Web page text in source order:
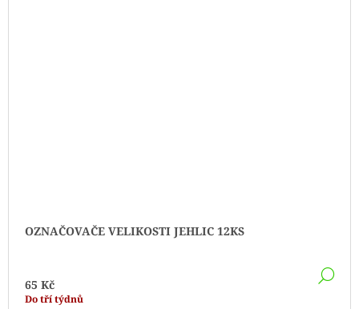
OZNAČOVAČE VELIKOSTI JEHLIC 12KS
65 Kč
Do tří týdnů